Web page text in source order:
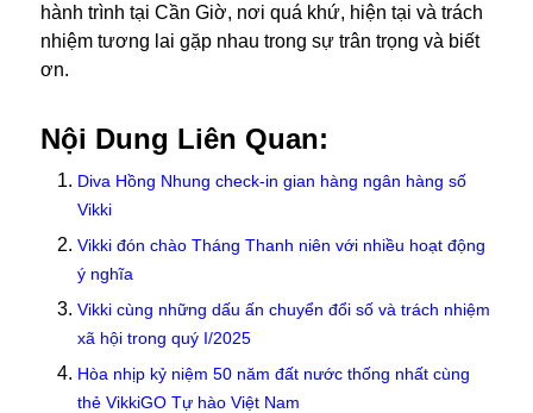
hành trình tại Cần Giờ, nơi quá khứ, hiện tại và trách
nhiệm tương lai gặp nhau trong sự trân trọng và biết
ơn.
Nội Dung Liên Quan:
Diva Hồng Nhung check-in gian hàng ngân hàng số
Vikki
Vikki đón chào Tháng Thanh niên với nhiều hoạt động
ý nghĩa
Vikki cùng những dấu ấn chuyển đổi số và trách nhiệm
xã hội trong quý I/2025
Hòa nhịp kỷ niệm 50 năm đất nước thống nhất cùng
thẻ VikkiGO Tự hào Việt Nam